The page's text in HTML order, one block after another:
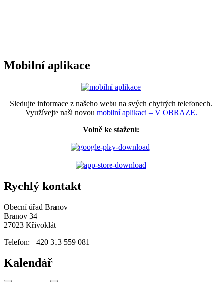
Mobilní aplikace
Sledujte informace z našeho webu na svých chytrých telefonech.
Využívejte naši novou mobilní aplikaci – V OBRAZE.
Volně ke stažení:
Rychlý kontakt
Obecní úřad Branov
Branov 34
27023 Křivoklát
Telefon: +420 313 559 081
Kalendář